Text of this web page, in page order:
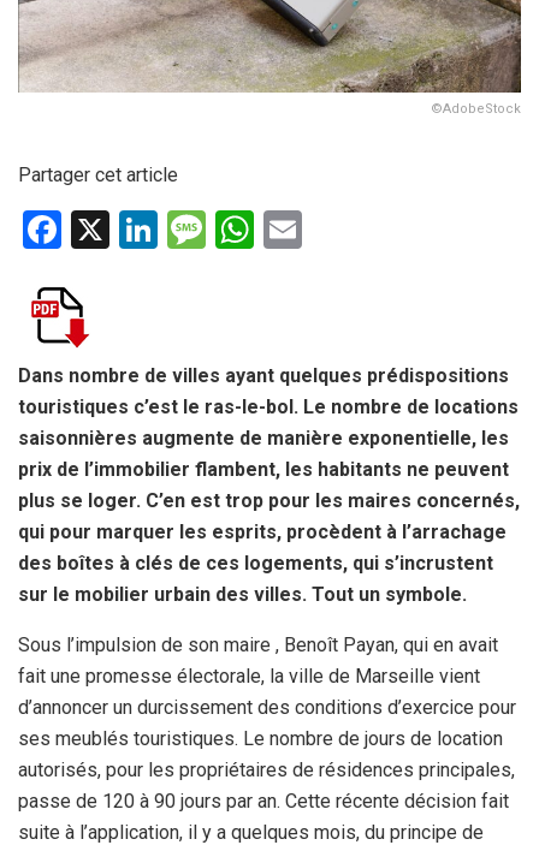
©AdobeStock
Partager cet article
F
ce
b
o
o
k
X
Li
n
M
g
e
W
A
p
p
Dans nombre de villes ayant quelques prédispositions
touristiques c’est le ras-le-bol. Le nombre de locations
saisonnières augmente de manière exponentielle, les
prix de l’immobilier flambent, les habitants ne peuvent
plus se loger. C’en est trop pour les maires concernés,
qui pour marquer les esprits, procèdent à l’arrachage
des boîtes à clés de ces logements, qui s’incrustent
sur le mobilier urbain des villes. Tout un symbole.
Sous l’impulsion de son maire , Benoît Payan, qui en avait
fait une promesse électorale, la ville de Marseille vient
d’annoncer un durcissement des conditions d’exercice pour
ses meublés touristiques. Le nombre de jours de location
autorisés, pour les propriétaires de résidences principales,
passe de 120 à 90 jours par an. Cette récente décision fait
suite à l’application, il y a quelques mois, du principe de